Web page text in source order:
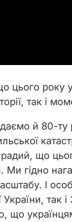
i
d
e
o
цього року у
так і
й 80-ту
що
Ми гідно
І
так і
що